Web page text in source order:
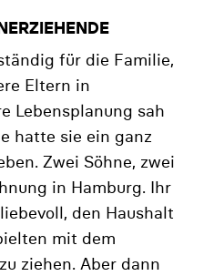
für die Familie,
Eltern in
Lebensplanung sah
hatte sie ein ganz
Zwei Söhne, zwei
in Hamburg. Ihr
den Haushalt
mit dem
ziehen. Aber dann